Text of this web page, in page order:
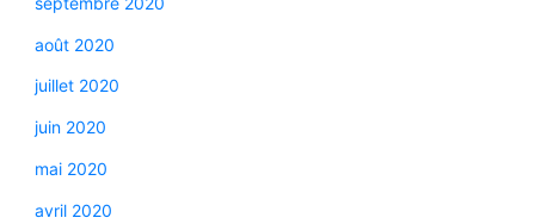
août 2020
juillet 2020
juin 2020
mai 2020
avril 2020